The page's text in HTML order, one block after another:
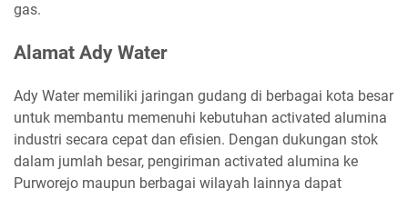
gas.
Alamat Ady Water
Ady Water memiliki jaringan gudang di berbagai kota besar
untuk membantu memenuhi kebutuhan activated alumina
industri secara cepat dan efisien. Dengan dukungan stok
dalam jumlah besar, pengiriman activated alumina ke
Purworejo maupun berbagai wilayah lainnya dapat